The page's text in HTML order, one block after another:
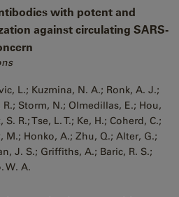
with potent and
against circulating SARS-
L.; Kuzmina, N. A.; Ronk, A. J.;
R.; Storm, N.; Olmedillas, E.; Hou,
R.; Tse, L. T.; Ke, H.; Coherd, C.;
M.; Honko, A.; Zhu, Q.; Alter, G.;
J. S.; Griffiths, A.; Baric, R. S.;
W. A.